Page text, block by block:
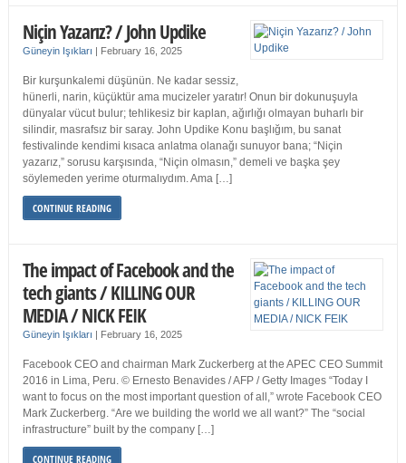
Niçin Yazarız? / John Updike
Güneyin Işıkları | February 16, 2025
Bir kurşunkalemi düşünün. Ne kadar sessiz,
hünerli, narin, küçüktür ama mucizeler yaratır! Onun bir dokunuşuyla
dünyalar vücut bulur; tehlikesiz bir kaplan, ağırlığı olmayan buharlı bir
silindir, masrafsız bir saray. John Updike Konu başlığım, bu sanat
festivalinde kendimi kısaca anlatma olanağı sunuyor bana; “Niçin
yazarız,” sorusu karşısında, “Niçin olmasın,” demeli ve başka şey
söylemeden yerime oturmalıydım. Ama […]
CONTINUE READING
The impact of Facebook and the
tech giants / KILLING OUR
MEDIA / NICK FEIK
Güneyin Işıkları | February 16, 2025
Facebook CEO and chairman Mark Zuckerberg at the APEC CEO Summit
2016 in Lima, Peru. © Ernesto Benavides / AFP / Getty Images “Today I
want to focus on the most important question of all,” wrote Facebook CEO
Mark Zuckerberg. “Are we building the world we all want?” The “social
infrastructure” built by the company […]
CONTINUE READING